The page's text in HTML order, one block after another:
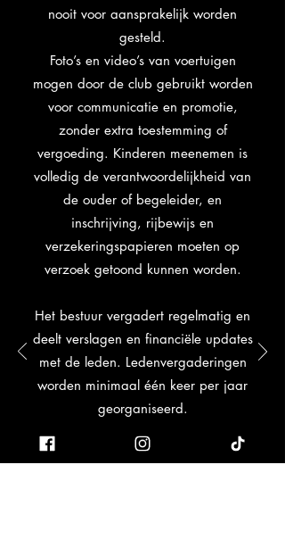
nooit voor aansprakelijk worden
gesteld.
Foto’s en video’s van voertuigen
mogen door de club gebruikt worden
voor communicatie en promotie,
zonder extra toestemming of
vergoeding. Kinderen meenemen is
volledig de verantwoordelijkheid van
de ouder of begeleider, en
inschrijving, rijbewijs en
verzekeringspapieren moeten op
verzoek getoond kunnen worden.
Het bestuur vergadert regelmatig en
deelt verslagen en financiële updates
met de leden. Ledenvergaderingen
worden minimaal één keer per jaar
georganiseerd.
De club streeft een goed imago: na